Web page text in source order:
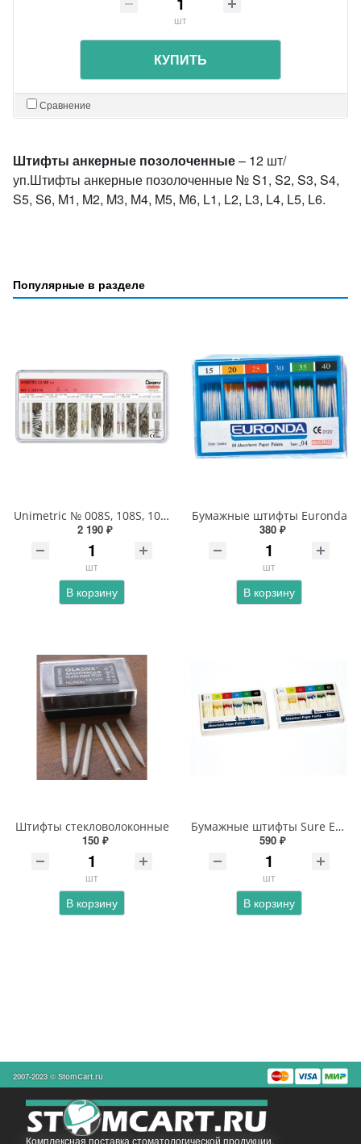
шт
КУПИТЬ
Сравнение
Штифты анкерные позолоченные– 12 шт/
уп.Штифты анкерные позолоченные № S1, S2, S3, S4,
S5, S6, M1, M2, M3, M4, M5, M6, L1, L2, L3, L4, L5, L6.
Популярные в разделе
Unimetric № 008S, 108S, 108L, 208S, 208L, 308S, 308L Униметрики Штифты титановые Maillefer
2 190 ₽
шт
В корзину
Бумажные штифты Euronda
380 ₽
шт
В корзину
Штифты стекловолоконные
150 ₽
шт
В корзину
Бумажные штифты Sure Endo
590 ₽
шт
В корзину
2007-2023 © StomCart.ru
Комплексная поставка стоматологической продукции.